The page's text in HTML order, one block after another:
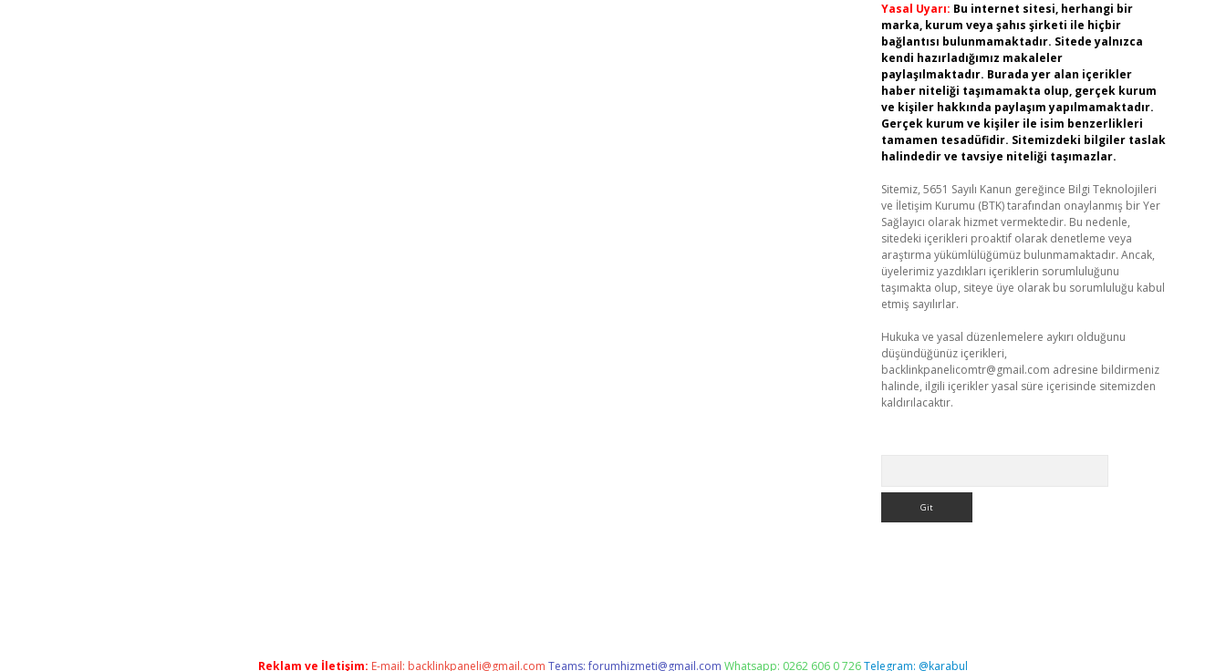
Yasal Uyarı: Bu internet sitesi, herhangi bir
marka, kurum veya şahıs şirketi ile hiçbir
bağlantısı bulunmamaktadır. Sitede yalnızca
kendi hazırladığımız makaleler
paylaşılmaktadır. Burada yer alan içerikler
haber niteliği taşımamakta olup, gerçek kurum
ve kişiler hakkında paylaşım yapılmamaktadır.
Gerçek kurum ve kişiler ile isim benzerlikleri
tamamen tesadüfidir. Sitemizdeki bilgiler taslak
halindedir ve tavsiye niteliği taşımazlar.
Sitemiz, 5651 Sayılı Kanun gereğince Bilgi Teknolojileri
ve İletişim Kurumu (BTK) tarafından onaylanmış bir Yer
Sağlayıcı olarak hizmet vermektedir. Bu nedenle,
sitedeki içerikleri proaktif olarak denetleme veya
araştırma yükümlülüğümüz bulunmamaktadır. Ancak,
üyelerimiz yazdıkları içeriklerin sorumluluğunu
taşımakta olup, siteye üye olarak bu sorumluluğu kabul
etmiş sayılırlar.
Hukuka ve yasal düzenlemelere aykırı olduğunu
düşündüğünüz içerikleri,
backlinkpanelicomtr@gmail.com adresine bildirmeniz
halinde, ilgili içerikler yasal süre içerisinde sitemizden
kaldırılacaktır.
Reklam ve İletişim: E-mail: backlinkpaneli@gmail.com Teams:forumhizmeti@gmail.com Whatsapp: 0262 606 0 726Telegram: @karabul